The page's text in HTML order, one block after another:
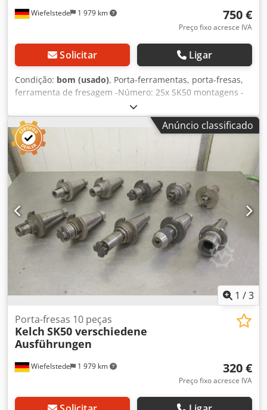
Wiefelstede 1 979 km 750 €
Preço fixo acresce IVA
Solicitar Ligar
Condição: bom (usado), Porta-ferramentas, porta-fresas,
ferramenta de fresagem -Número: 25x SK50 montagens -
várias: versões -Mandris, mandris planos, mandris
redutores, cabeças de corte, fresas de topo de concha,
ferramentas de fuso Djdpfx Aaocwb Nnshekr -Venda:
apenas completa -Peso: 100 kg
Anúncio classificado
1 /3
Wiefelstede 1 979 km
Porta-fresas 10 peças
Kelch SK50 verschiedene
Ausführungen
320 €
Preço fixo acresce IVA